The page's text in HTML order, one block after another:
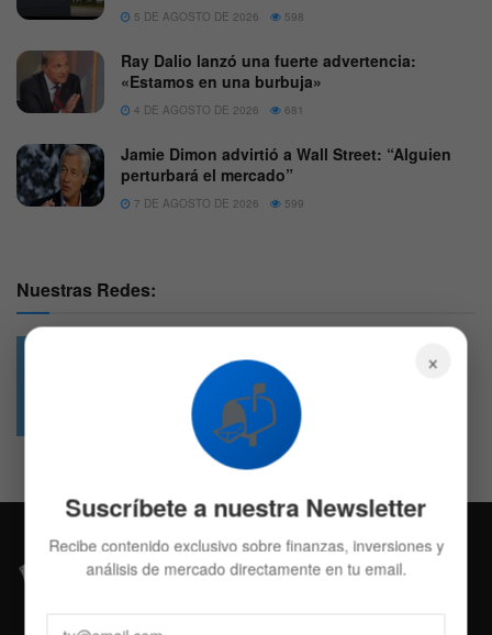
5 DE AGOSTO DE 2026 598
Ray Dalio lanzó una fuerte advertencia:
«Estamos en una burbuja»
4 DE AGOSTO DE 2026 681
Jamie Dimon advirtió a Wall Street: “Alguien
perturbará el mercado”
7 DE AGOSTO DE 2026 599
Nuestras Redes:
4.7k
Followers
×
📬
Suscríbete a nuestra Newsletter
Recibe contenido exclusivo sobre finanzas, inversiones y
análisis de mercado directamente en tu email.